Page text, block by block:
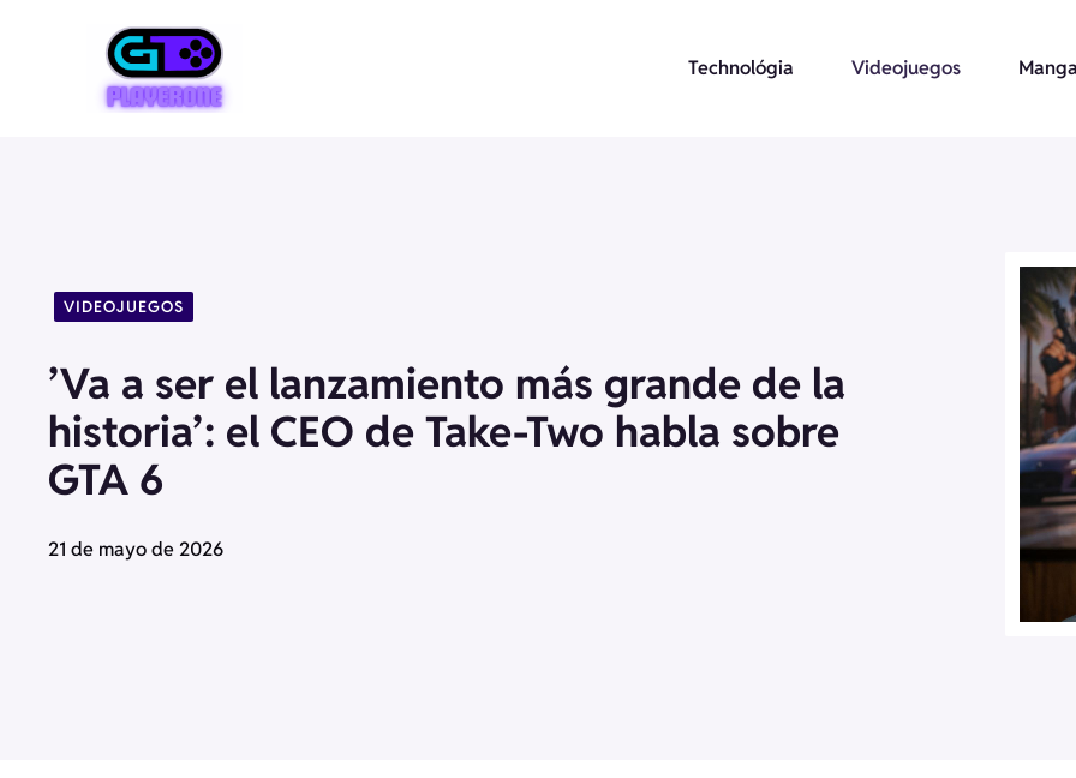
Technológia Videojuegos
VIDEOJUEGOS
ʼVa a ser el lanzamiento más grande de la
historiaʼ: el CEO de Take-Two habla sobre
GTA 6
21 de mayo de 2026